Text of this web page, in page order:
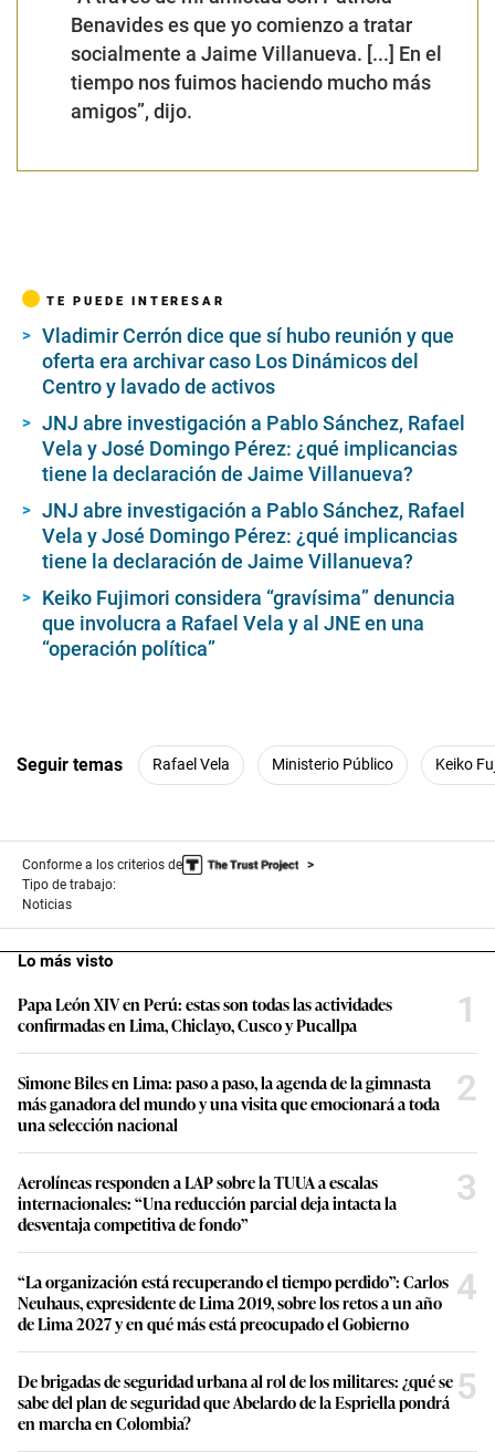
Benavides es que yo comienzo a tratar
socialmente a Jaime Villanueva. [...] En el
tiempo nos fuimos haciendo mucho más
amigos”, dijo.
TE PUEDE INTERESAR
Vladimir Cerrón dice que sí hubo reunión y que
oferta era archivar caso Los Dinámicos del
Centro y lavado de activos
JNJ abre investigación a Pablo Sánchez, Rafael
Vela y José Domingo Pérez: ¿qué implicancias
tiene la declaración de Jaime Villanueva?
JNJ abre investigación a Pablo Sánchez, Rafael
Vela y José Domingo Pérez: ¿qué implicancias
tiene la declaración de Jaime Villanueva?
Keiko Fujimori considera “gravísima” denuncia
que involucra a Rafael Vela y al JNE en una
“operación política”
Seguir temas Rafael Vela Ministerio Público Keiko
Conforme a los criterios de
Tipo de trabajo:
Noticias
Lo más visto
Papa León XIV en Perú: estas son todas las actividades
confirmadas en Lima, Chiclayo, Cusco y Pucallpa
1
Simone Biles en Lima: paso a paso, la agenda de la gimnasta
más ganadora del mundo y una visita que emocionará a toda
una selección nacional
2
Aerolíneas responden a LAP sobre la TUUA a escalas
internacionales: “Una reducción parcial deja intacta la
desventaja competitiva de fondo”
3
“La organización está recuperando el tiempo perdido”: Carlos
Neuhaus, expresidente de Lima 2019, sobre los retos a un año
de Lima 2027 y en qué más está preocupado el Gobierno
4
De brigadas de seguridad urbana al rol de los militares: ¿qué se
sabe del plan de seguridad que Abelardo de la Espriella pondrá
en marcha en Colombia?
5